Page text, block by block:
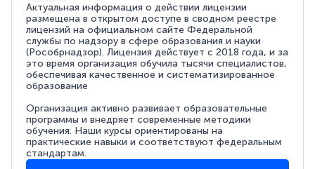
Актуальная информация о действии лицензии
размещена в открытом доступе в сводном реестре
лицензий на официальном сайте Федеральной
службы по надзору в сфере образования и науки
(Рособрнадзор). Лицензия действует с 2018 года, и за
это время организация обучила тысячи специалистов,
обеспечивая качественное и систематизированное
образование
Организация активно развивает образовательные
программы и внедряет современные методики
обучения. Наши курсы ориентированы на
практические навыки и соответствуют федеральным
стандартам.